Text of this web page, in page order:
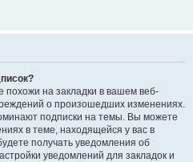
похожи на закладки в вашем веб-
о произошедших изменениях.
подписки на темы. Вы можете
в теме, находящейся у вас в
получать уведомления об
уведомлений для закладок и